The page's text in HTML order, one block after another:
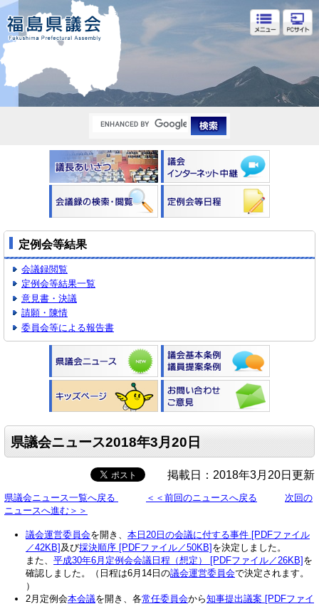
福島県議会
定例会等結果
会議録閲覧
定例会等結果一覧
意見書・決議
請願・陳情
委員会等による報告書
県議会ニュース2018年3月20日
掲載日：2018年3月20日更新
県議会ニュース一覧へ戻る ＜＜前回のニュースへ戻る
次回の
ニュースへ進む＞＞
議会運営委員会を開き、 本日20日の会議に付する事件 [PDFファイル
／42KB]及び採決順序 [PDFファイル／50KB]を決定しました。
また、 平成30年6月定例会会議日程（想定） [PDFファイル／26KB]を
確認しました。（日程は6月14日の議会運営委員会で決定されます。
）
2月定例会本会議を開き、各常任委員会から知事提出議案 [PDFファイ